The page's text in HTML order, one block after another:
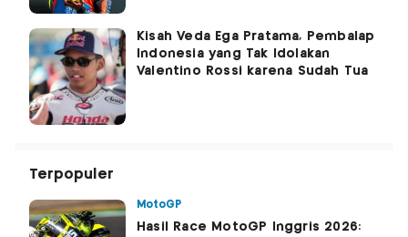
Kisah Veda Ega Pratama, Pembalap
Indonesia yang Tak Idolakan
Valentino Rossi karena Sudah Tua
Terpopuler
MotoGP
Hasil Race MotoGP Inggris 2026: